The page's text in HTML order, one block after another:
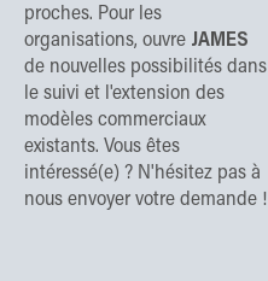
proches. Pour les
organisations, ouvre JAMES
de nouvelles possibilités dans
le suivi et l'extension des
modèles commerciaux
existants. Vous êtes
intéressé(e) ? N'hésitez pas à
nous envoyer votre demande !